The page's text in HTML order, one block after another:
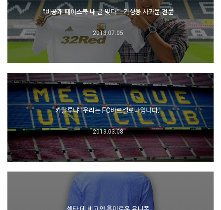
"비공개 페이스북 내 글 맞다"…기성용 사과문 전문
2013.07.05
카탈루냐 "우리는 FC바르셀로나입니다."
2013.03.08